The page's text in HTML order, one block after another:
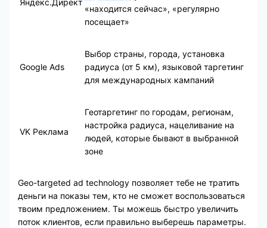
«находится сейчас», «регулярно
посещает»
Google Ads
Выбор страны, города, установка
радиуса (от 5 км), языковой таргетинг
для международных кампаний
VK Реклама
Геотаргетинг по городам, регионам,
настройка радиуса, нацеливание на
людей, которые бывают в выбранной
зоне
Geo-targeted ad technology позволяет тебе не тратить
деньги на показы тем, кто не сможет воспользоваться
твоим предложением. Ты можешь быстро увеличить
поток клиентов, если правильно выберешь параметры.